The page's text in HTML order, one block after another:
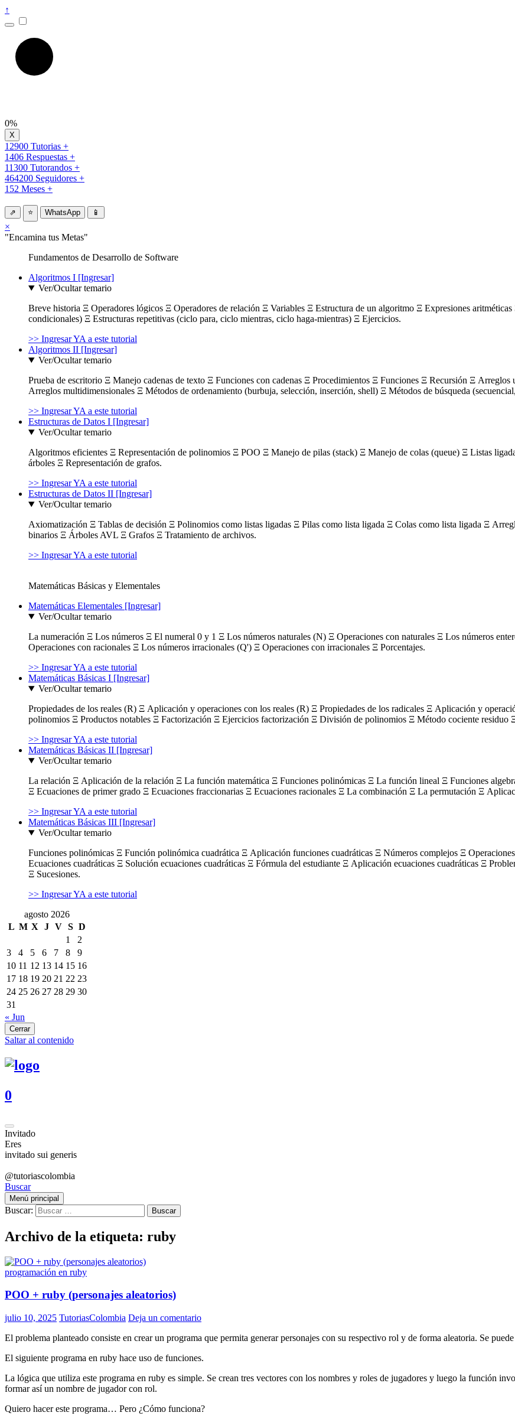
↑
0%
12900 Tutorias +
1406 Respuestas +
11300 Tutorandos +
464200 Seguidores +
152 Meses +
⇗ ⭐ WhatsApp 📱
×
"Encamina tus Metas"
Fundamentos de Desarrollo de Software
Algoritmos I [Ingresar]
Ver/Ocultar temario
Breve historia Ξ Operadores lógicos Ξ Operadores de relación Ξ Variables Ξ Estructura de un algoritmo Ξ Expresiones
condicionales) Ξ Estructuras repetitivas (ciclo para, ciclo mientras, ciclo haga-mientras) Ξ Ejercicios.
>> Ingresar YA a este tutorial
Algoritmos II [Ingresar]
Ver/Ocultar temario
Prueba de escritorio Ξ Manejo cadenas de texto Ξ Funciones con cadenas Ξ Procedimientos Ξ Funciones Ξ Recursión Ξ
Arreglos multidimensionales Ξ Métodos de ordenamiento (burbuja, selección, inserción, shell) Ξ Métodos de búsqueda
>> Ingresar YA a este tutorial
Estructuras de Datos I [Ingresar]
Ver/Ocultar temario
Algoritmos eficientes Ξ Representación de polinomios Ξ POO Ξ Manejo de pilas (stack) Ξ Manejo de colas (queue) Ξ Listas
árboles Ξ Representación de grafos.
>> Ingresar YA a este tutorial
Estructuras de Datos II [Ingresar]
Ver/Ocultar temario
Axiomatización Ξ Tablas de decisión Ξ Polinomios como listas ligadas Ξ Pilas como lista ligada Ξ Colas como lista ligada Ξ
binarios Ξ Árboles AVL Ξ Grafos Ξ Tratamiento de archivos.
>> Ingresar YA a este tutorial
Matemáticas Básicas y Elementales
Matemáticas Elementales [Ingresar]
Ver/Ocultar temario
La numeración Ξ Los números Ξ El numeral 0 y 1 Ξ Los números naturales (N) Ξ Operaciones con naturales Ξ Los números
Operaciones con racionales Ξ Los números irracionales (Q') Ξ Operaciones con irracionales Ξ Porcentajes.
>> Ingresar YA a este tutorial
Matemáticas Básicas I [Ingresar]
Ver/Ocultar temario
Propiedades de los reales (R) Ξ Aplicación y operaciones con los reales (R) Ξ Propiedades de los radicales Ξ Aplicación y
polinomios Ξ Productos notables Ξ Factorización Ξ Ejercicios factorización Ξ División de polinomios Ξ Método cociente residuo
>> Ingresar YA a este tutorial
Matemáticas Básicas II [Ingresar]
Ver/Ocultar temario
La relación Ξ Aplicación de la relación Ξ La función matemática Ξ Funciones polinómicas Ξ La función lineal Ξ Funciones
Ξ Ecuaciones de primer grado Ξ Ecuaciones fraccionarias Ξ Ecuaciones racionales Ξ La combinación Ξ La permutación Ξ
>> Ingresar YA a este tutorial
Matemáticas Básicas III [Ingresar]
Ver/Ocultar temario
Funciones polinómicas Ξ Función polinómica cuadrática Ξ Aplicación funciones cuadráticas Ξ Números complejos Ξ
Ecuaciones cuadráticas Ξ Solución ecuaciones cuadráticas Ξ Fórmula del estudiante Ξ Aplicación ecuaciones cuadráticas Ξ
Ξ Sucesiones.
>> Ingresar YA a este tutorial
agosto 2026
L M X J V S D
1
2
3
4 5 6 7 8
9
10 11 12 13 14 15 16
17 18 19 20 21 22 23
24 25 26 27 28 29 30
31
« Jun
Cerrar
Saltar al contenido
0
Invitado
Eres
invitado sui generis
@tutoriascolombia
Buscar
Menú principal
Buscar:
Archivo de la etiqueta: ruby
programación en ruby
POO + ruby (personajes aleatorios)
julio 10, 2025 TutoriasColombia Deja un comentario
El problema planteado consiste en crear un programa que permita generar personajes con su respectivo rol y de forma aleatoria. Se
El siguiente programa en ruby hace uso de funciones.
La lógica que utiliza este programa en ruby es simple. Se crean tres vectores con los nombres y roles de jugadores y luego la función
formar así un nombre de jugador con rol.
Quiero hacer este programa… Pero ¿Cómo funciona?